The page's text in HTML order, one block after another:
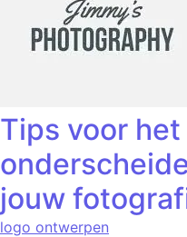
Tips voor
jouw
logo ontwerpen